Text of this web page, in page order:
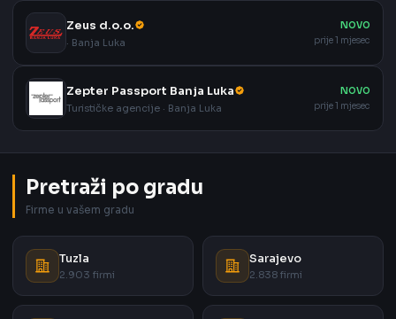
Zeus d.o.o.
· Banja Luka
NOVO
prije 1 mjesec
Zepter Passport Banja Luka
Turističke agencije · Banja Luka
NOVO
prije 1 mjesec
Pretraži po gradu
Firme u vašem gradu
Tuzla
2.903 firmi
Sarajevo
2.838 firmi